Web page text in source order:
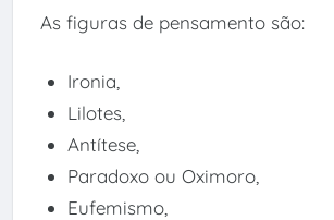
As figuras de pensamento são:
Ironia,
Lilotes,
Antítese,
Paradoxo ou Oximoro,
Eufemismo,